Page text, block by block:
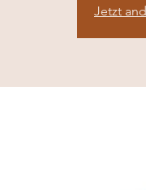
Jetzt